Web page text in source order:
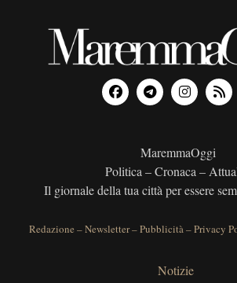
MaremmaOggi
Politica – Cronaca –
Il giornale della tua città per essere
Redazione –Newsletter–Pubblicità –Privacy
Notizie